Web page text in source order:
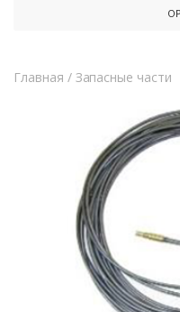
Главная / Запасные части